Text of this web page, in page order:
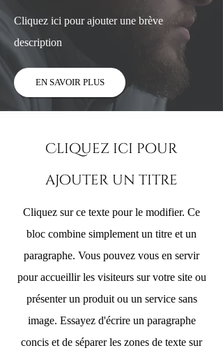
Cliquez ici pour ajouter une brève
description
EN SAVOIR PLUS
Cliquez ici pour
ajouter un titre
Cliquez sur ce texte pour le modifier. Ce
bloc combine simplement un titre et un
paragraphe. Vous pouvez vous en servir
pour accueillir les visiteurs sur votre site ou
présenter un produit ou un service sans
image. Essayez d'écrire un paragraphe
concis et de séparer les zones de texte sur